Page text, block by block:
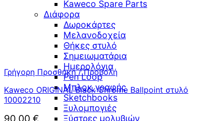
Kaweco Spare Parts
Διάφορα
Δωροκάρτες
Μελανοδοχεία
Θήκες στυλό
Σημειωματάρια
Ημερολόγια
Pen Loop
Μπλοκ γραφής
Sketchbooks
Ξυλομπογιές
Ξύστρες μολυβιών
Γρήγορη Προσθήκη / Προβολή
Kaweco ORIGINAL Black Chrome Ballpoint στυλό
10002210
90,00 €